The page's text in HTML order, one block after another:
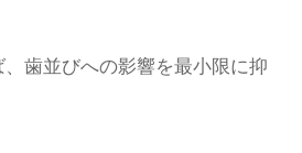
歯並びへの影響を最小限に抑